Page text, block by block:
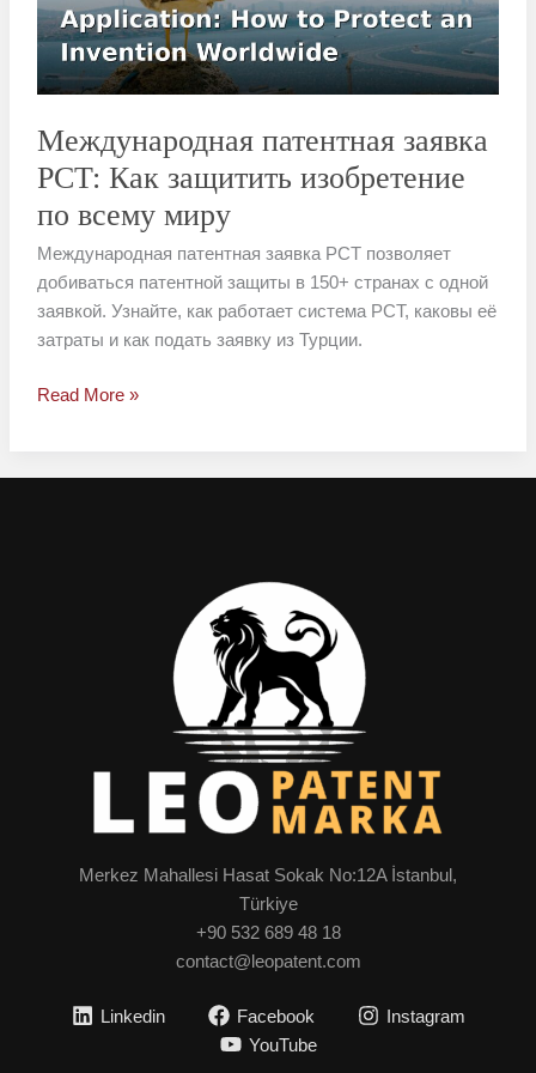
Международная патентная заявка
PCT: Как защитить изобретение
по всему миру
Международная патентная заявка PCT позволяет
добиваться патентной защиты в 150+ странах с одной
заявкой. Узнайте, как работает система PCT, каковы её
затраты и как подать заявку из Турции.
защитить
изобретение
всему
Read More »
Merkez Mahallesi Hasat Sokak No:12A İstanbul,
Türkiye
+90 532 689 48 18
contact@leopatent.com
Linkedin Facebook
Instagram
YouTube